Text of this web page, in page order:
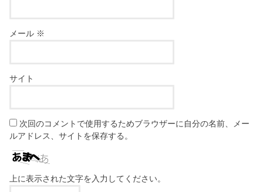
メール ※
サイト
次回のコメントで使用するためブラウザーに自分の名前、メー
ルアドレス、サイトを保存する。
上に表示された文字を入力してください。